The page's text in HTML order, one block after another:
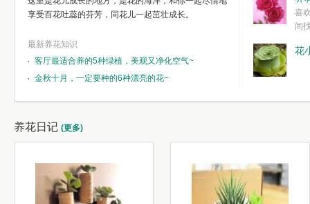
享受百花吐蕊的芬芳，同花儿一起茁壮成长。
最新养花知识
客厅最适合养的5种绿植，美观又净化空气~
金秋十月，一定要种的6种漂亮的花~
我们自己复杂
喜
间
花
养花日记 (更多)